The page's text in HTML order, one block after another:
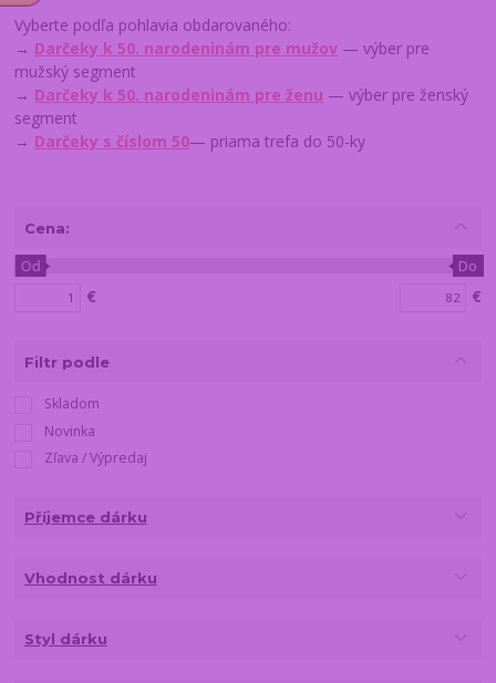
Vyberte podľa pohlavia obdarovaného:
→ Darčeky k 50. narodeninám pre mužov — výber pre
mužský segment
→ Darčeky k 50. narodeninám pre ženu — výber pre ženský
segment
→ Darčeky s číslom 50— priama trefa do 50-ky
Cena:
€
Od Do
€
Filtr podle
Skladom
Novinka
Zľava / Výpredaj
Příjemce dárku
Vhodnost dárku
Styl dárku